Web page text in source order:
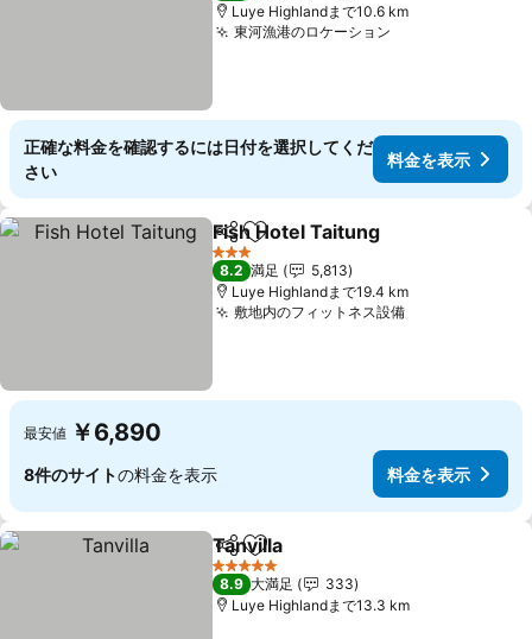
Luye Highlandまで10.6 km
東河漁港のロケーション
正確な料金を確認するには日付を選択してくだ
さい
料金を表示
シェアお気に入りに追加
Fish Hotel Taitung
3 ホテルのランク
8.2 満足
5,813
Luye Highlandまで19.4 km
敷地内のフィットネス設備料金を表示
最安値 ￥6,890
8件のサイトの料金を表示 料金を表示
シェアお気に入りに追加
Tanvilla
5 ホテルのランク
8.9 大満足
333
Luye Highlandまで13.3 km